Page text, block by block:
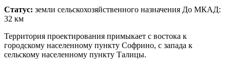
Статус: земли сельскохозяйственного назначения До МКАД:
32 км
Территория проектирования примыкает с востока к
городскому населенному пункту Софрино, с запада к
сельскому населенному пункту Талицы.